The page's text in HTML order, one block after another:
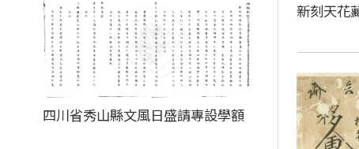
新刻天花
四川省秀山縣文風日盛請專設學額